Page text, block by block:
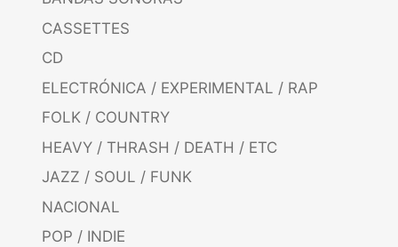
CASSETTES
CD
ELECTRÓNICA / EXPERIMENTAL / RAP
FOLK / COUNTRY
HEAVY / THRASH / DEATH / ETC
JAZZ / SOUL / FUNK
NACIONAL
POP / INDIE